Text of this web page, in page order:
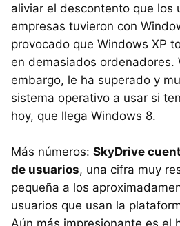
aliviar el descontento que los
empresas tuvieron con
provocado que Windows XP
en demasiados ordenadores.
embargo, le ha superado y
sistema operativo a usar si
hoy, que llega Windows 8.
Más números: SkyDrive
de usuarios, una cifra muy
pequeña a los
usuarios que usan la
Aún más impresionante es el